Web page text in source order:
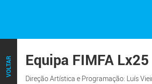
VOLTAR Equipa FIMFA Lx25
Direção Artística e Programação: Luís